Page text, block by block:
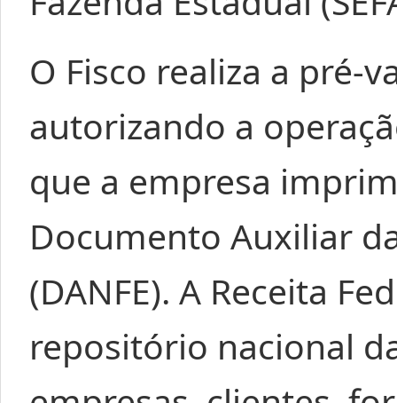
O Fisco realiza a pré-
autorizando a
que a empresa
Documento Auxiliar
(DANFE). A Receita
repositório nacional